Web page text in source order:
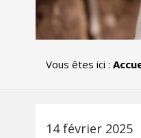
Vous êtes ici :
14 février 2025